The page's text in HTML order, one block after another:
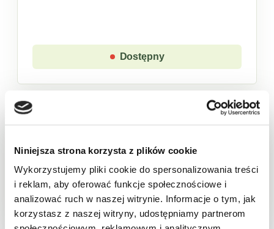
Niniejsza strona korzysta z plików cookie
Wykorzystujemy pliki cookie do spersonalizowania treści
i reklam, aby oferować funkcje społecznościowe i
analizować ruch w naszej witrynie. Informacje o tym, jak
korzystasz z naszej witryny, udostępniamy partnerom
Dostępny
Produkt chwilowo niedostępny
Opis Cechy Skład Wartości odżywcze